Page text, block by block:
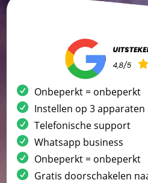
Onbeperkt = onbeperkt
Instellen op 3 apparaten
Telefonische support
Whatsapp business
Onbeperkt = onbeperkt
Gratis doorschakelen